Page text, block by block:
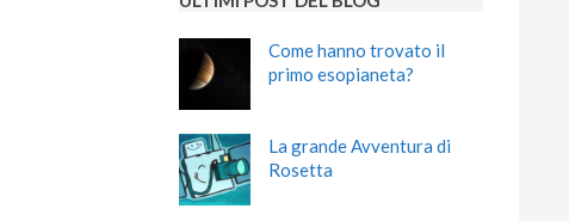
Come hanno trovato il
primo esopianeta?
La grande Avventura di
Rosetta